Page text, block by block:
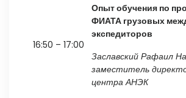
16:50 – 17:00
Опыт обучения по
ФИАТА грузовых
экспедиторов
Заславский Рафаил
заместитель
центра АНЭК